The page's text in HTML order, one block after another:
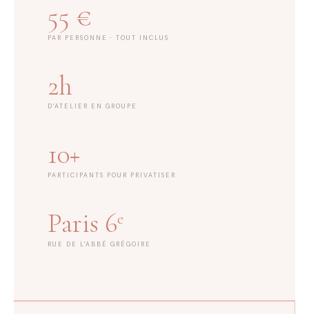
55 €
PAR PERSONNE · TOUT INCLUS
2h
D'ATELIER EN GROUPE
10+
PARTICIPANTS POUR PRIVATISER
Paris 6e
RUE DE L'ABBÉ GRÉGOIRE